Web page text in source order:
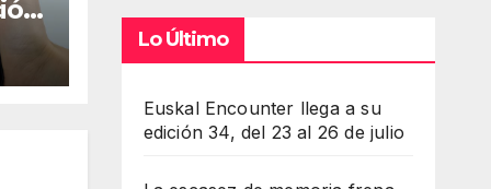
Lo Último
Euskal Encounter llega a su
edición 34, del 23 al 26 de julio